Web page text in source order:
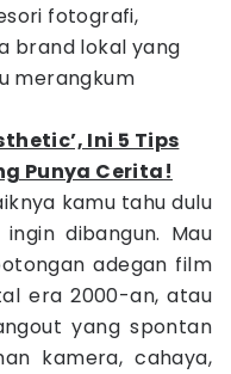
fotografi,
brand lokal yang
merangkum
Ini 5 Tips
Punya Cerita!
kamu tahu dulu
dibangun. Mau
adegan film
era 2000-an, atau
yang spontan
kamera, cahaya,